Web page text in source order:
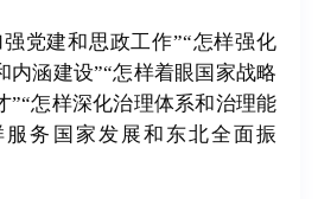
党建和思政工作”“怎样强化
内涵建设”“怎样着眼国家战略
”“怎样深化治理体系和治理能
服务国家发展和东北全面振